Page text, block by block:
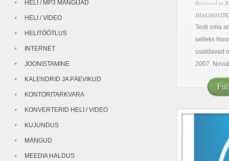
Reviewed in
Testi oma
selleks
usaldavad
2007.
HELI / MP3 MÄNGIJAD
HELI / VIDEO
HELITÖÖTLUS
INTERNET
JOONISTAMINE
KALENDRID JA PÄEVIKUD
KONTORITARKVARA
KONVERTERID HELI / VIDEO
KUJUNDUS
MÄNGUD
MEEDIA HALDUS